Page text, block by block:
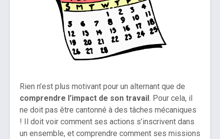
Rien n’est plus motivant pour un alternant que de
comprendre l’impact de son travail . Pour cela, il
ne doit pas être cantonné à des tâches mécaniques
! Il doit voir comment ses actions s’inscrivent dans
un ensemble, et comprendre comment ses missions